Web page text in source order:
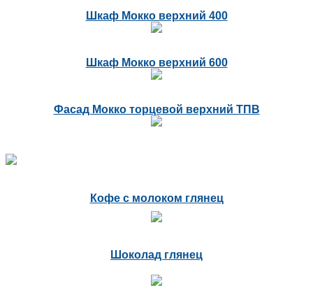
Шкаф Мокко верхний 400
Шкаф Мокко верхний 600
Фасад Мокко торцевой верхний ТПВ
Кофе с молоком глянец
Шоколад глянец